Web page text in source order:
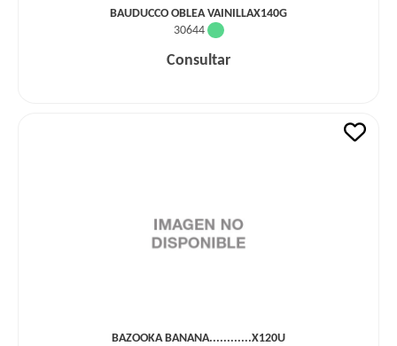
BAUDUCCO OBLEA VAINILLAX140G
30644
Consultar
BAZOOKA BANANA............X120U